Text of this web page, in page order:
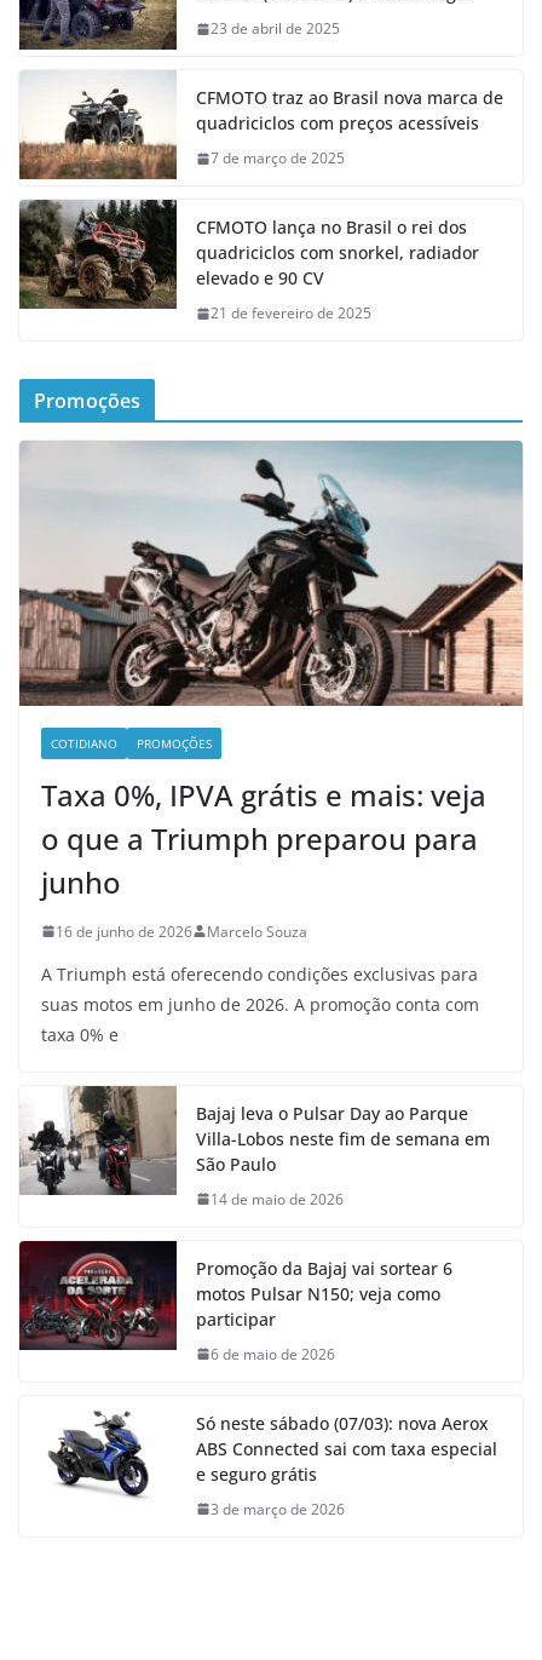
23 de abril de 2025
CFMOTO traz ao Brasil nova marca de
quadriciclos com preços acessíveis
7 de março de 2025
CFMOTO lança no Brasil o rei dos
quadriciclos com snorkel, radiador
elevado e 90 CV
21 de fevereiro de 2025
Promoções
COTIDIANO PROMOÇÕES
Taxa 0%, IPVA grátis e mais: veja
o que a Triumph preparou para
junho
16 de junho de 2026 Marcelo Souza
A Triumph está oferecendo condições exclusivas para
suas motos em junho de 2026. A promoção conta com
taxa 0% e
Bajaj leva o Pulsar Day ao Parque
Villa-Lobos neste fim de semana em
São Paulo
14 de maio de 2026
Promoção da Bajaj vai sortear 6
motos Pulsar N150; veja como
participar
6 de maio de 2026
Só neste sábado (07/03): nova Aerox
ABS Connected sai com taxa especial
e seguro grátis
3 de março de 2026